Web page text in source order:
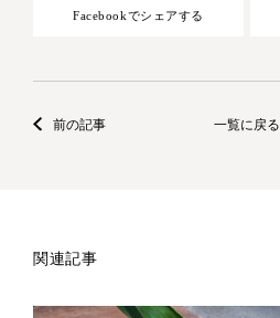
Facebookでシェアする
前の記事 一覧に戻る
関連記事